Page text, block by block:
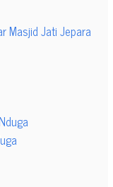
Masjid Jati Jepara